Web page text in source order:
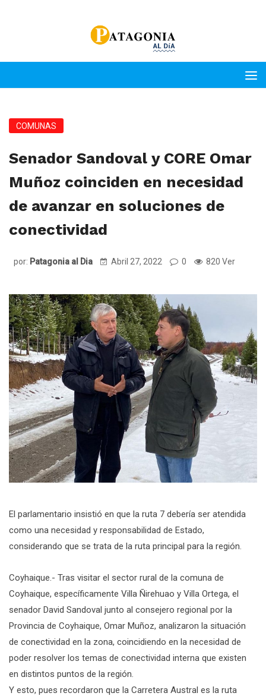
COMUNAS
Senador Sandoval y CORE Omar
Muñoz coinciden en necesidad
de avanzar en soluciones de
conectividad
por: Patagonia al Dia Abril 27, 2022 0 820 Ver
El parlamentario insistió en que la ruta 7 debería ser atendida
como una necesidad y responsabilidad de Estado,
considerando que se trata de la ruta principal para la región.
Coyhaique.- Tras visitar el sector rural de la comuna de
Coyhaique, específicamente Villa Ñirehuao y Villa Ortega, el
senador David Sandoval junto al consejero regional por la
Provincia de Coyhaique, Omar Muñoz, analizaron la situación
de conectividad en la zona, coincidiendo en la necesidad de
poder resolver los temas de conectividad interna que existen
en distintos puntos de la región.
Y esto, pues recordaron que la Carretera Austral es la ruta